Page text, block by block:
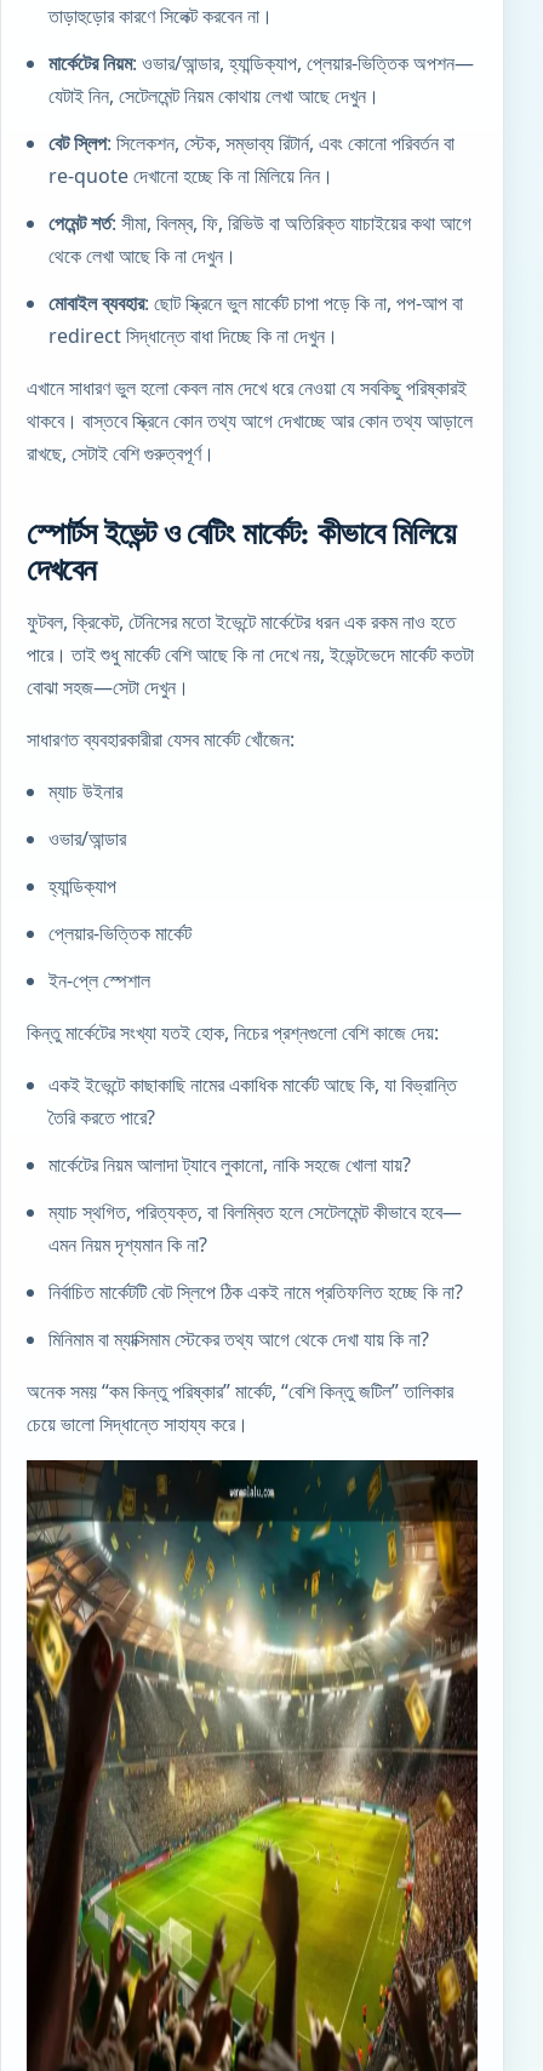
তাড়াহুড়োর কারণে সিলেক্ট করবেন না।
মার্কেটের নিয়ম: ওভার/আন্ডার, হ্যান্ডিক্যাপ, প্লেয়ার-ভিত্তিক অপশন—
যেটাই নিন, সেটেলমেন্ট নিয়ম কোথায় লেখা আছে দেখুন।
বেট স্লিপ: সিলেকশন, স্টেক, সম্ভাব্য রিটার্ন, এবং কোনো পরিবর্তন বা
re-quote দেখানো হচ্ছে কি না মিলিয়ে নিন।
পেমেন্ট শর্ত: সীমা, বিলম্ব, ফি, রিভিউ বা অতিরিক্ত যাচাইয়ের কথা আগে
থেকে লেখা আছে কি না দেখুন।
মোবাইল ব্যবহার: ছোট স্ক্রিনে ভুল মার্কেট চাপা পড়ে কি না, পপ-আপ বা
redirect সিদ্ধান্তে বাধা দিচ্ছে কি না দেখুন।
এখানে সাধারণ ভুল হলো কেবল নাম দেখে ধরে নেওয়া যে সবকিছু পরিষ্কারই
থাকবে। বাস্তবে স্ক্রিনে কোন তথ্য আগে দেখাচ্ছে আর কোন তথ্য আড়ালে
রাখছে, সেটাই বেশি গুরুত্বপূর্ণ।
স্পোর্টস ইভেন্ট ও বেটিং মার্কেট: কীভাবে মিলিয়ে
দেখবেন
ফুটবল, ক্রিকেট, টেনিসের মতো ইভেন্টে মার্কেটের ধরন এক রকম নাও হতে
পারে। তাই শুধু মার্কেট বেশি আছে কি না দেখে নয়, ইভেন্টভেদে মার্কেট কতটা
বোঝা সহজ—সেটা দেখুন।
সাধারণত ব্যবহারকারীরা যেসব মার্কেট খোঁজেন:
ম্যাচ উইনার
ওভার/আন্ডার
হ্যান্ডিক্যাপ
প্লেয়ার-ভিত্তিক মার্কেট
ইন-প্লে স্পেশাল
কিন্তু মার্কেটের সংখ্যা যতই হোক, নিচের প্রশ্নগুলো বেশি কাজে দেয়:
একই ইভেন্টে কাছাকাছি নামের একাধিক মার্কেট আছে কি, যা বিভ্রান্তি
তৈরি করতে পারে?
মার্কেটের নিয়ম আলাদা ট্যাবে লুকানো, নাকি সহজে খোলা যায়?
ম্যাচ স্থগিত, পরিত্যক্ত, বা বিলম্বিত হলে সেটেলমেন্ট কীভাবে হবে—
এমন নিয়ম দৃশ্যমান কি না?
নির্বাচিত মার্কেটটি বেট স্লিপে ঠিক একই নামে প্রতিফলিত হচ্ছে কি না?
মিনিমাম বা ম্যাক্সিমাম স্টেকের তথ্য আগে থেকে দেখা যায় কি না?
অনেক সময় “কম কিন্তু পরিষ্কার” মার্কেট, “বেশি কিন্তু জটিল” তালিকার
চেয়ে ভালো সিদ্ধান্তে সাহায্য করে।